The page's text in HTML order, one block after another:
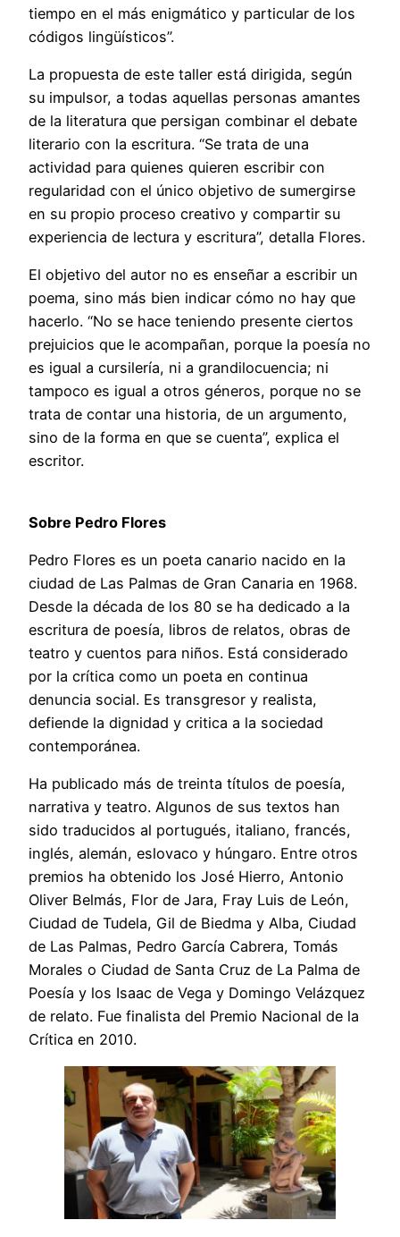
tiempo en el más enigmático y particular de los
códigos lingüísticos”.
La propuesta de este taller está dirigida, según
su impulsor, a todas aquellas personas amantes
de la literatura que persigan combinar el debate
literario con la escritura. “Se trata de una
actividad para quienes quieren escribir con
regularidad con el único objetivo de sumergirse
en su propio proceso creativo y compartir su
experiencia de lectura y escritura”, detalla Flores.
El objetivo del autor no es enseñar a escribir un
poema, sino más bien indicar cómo no hay que
hacerlo. “No se hace teniendo presente ciertos
prejuicios que le acompañan, porque la poesía no
es igual a cursilería, ni a grandilocuencia; ni
tampoco es igual a otros géneros, porque no se
trata de contar una historia, de un argumento,
sino de la forma en que se cuenta”, explica el
escritor.
Sobre Pedro Flores
Pedro Flores es un poeta canario nacido en la
ciudad de Las Palmas de Gran Canaria en 1968.
Desde la década de los 80 se ha dedicado a la
escritura de poesía, libros de relatos, obras de
teatro y cuentos para niños. Está considerado
por la crítica como un poeta en continua
denuncia social. Es transgresor y realista,
defiende la dignidad y critica a la sociedad
contemporánea.
Ha publicado más de treinta títulos de poesía,
narrativa y teatro. Algunos de sus textos han
sido traducidos al portugués, italiano, francés,
inglés, alemán, eslovaco y húngaro. Entre otros
premios ha obtenido los José Hierro, Antonio
Oliver Belmás, Flor de Jara, Fray Luis de León,
Ciudad de Tudela, Gil de Biedma y Alba, Ciudad
de Las Palmas, Pedro García Cabrera, Tomás
Morales o Ciudad de Santa Cruz de La Palma de
Poesía y los Isaac de Vega y Domingo Velázquez
de relato. Fue finalista del Premio Nacional de la
Crítica en 2010.